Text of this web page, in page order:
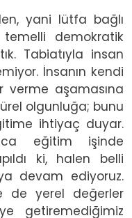
yani lütfa bağlı
demokratik
Tabiatıyla insan
İnsanın kendi
verme aşamasına
olgunluğa; bunu
ihtiyaç duyar.
eğitim işinde
ki, halen belli
devam ediyoruz.
de yerel değerler
getiremediğimiz